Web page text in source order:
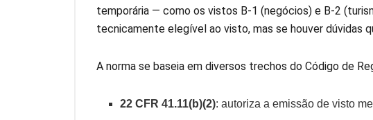
temporária — como os vistos B-1 (negócios) e B-2
tecnicamente elegível ao visto, mas se houver dúvidas
A norma se baseia em diversos trechos do Código de
22 CFR 41.11(b)(2): autoriza a emissão de visto